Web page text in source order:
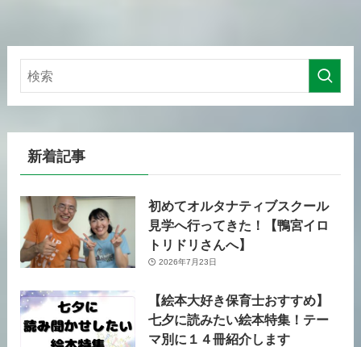
新着記事
初めてオルタナティブスクール
見学へ行ってきた！【鴨宮イロ
トリドリさんへ】
2026年7月23日
【絵本大好き保育士おすすめ】
七夕に読みたい絵本特集！テー
マ別に１４冊紹介します